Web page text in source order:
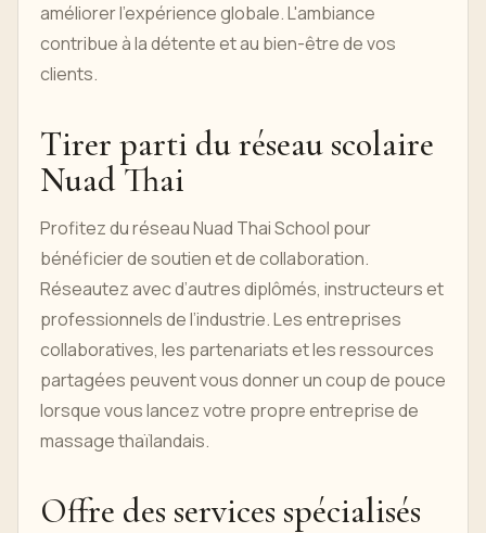
améliorer l'expérience globale. L'ambiance
contribue à la détente et au bien-être de vos
clients.
Tirer parti du réseau scolaire
Nuad Thai
Profitez du réseau Nuad Thai School pour
bénéficier de soutien et de collaboration.
Réseautez avec d’autres diplômés, instructeurs et
professionnels de l’industrie. Les entreprises
collaboratives, les partenariats et les ressources
partagées peuvent vous donner un coup de pouce
lorsque vous lancez votre propre entreprise de
massage thaïlandais.
Offre des services spécialisés